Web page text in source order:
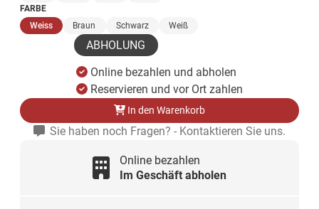
FARBE
Weiss(ausgewählt)
Braun Schwarz Weiß
ABHOLUNG
Online bezahlen und abholen
Reservieren und vor Ort zahlen
In den Warenkorb
Sie haben noch Fragen? - Kontaktieren Sie uns.
Online bezahlen
Im Geschäft abholen